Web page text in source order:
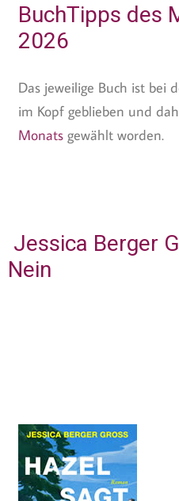
BuchTipps des
2026
Das jeweilige Buch ist bei
im Kopf geblieben und
Monatsgewählt worden.
Jessica Berger
Nein